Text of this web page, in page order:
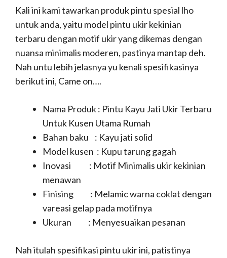
Kali ini kami tawarkan produk pintu spesial lho
untuk anda, yaitu model pintu ukir kekinian
terbaru dengan motif ukir yang dikemas dengan
nuansa minimalis moderen, pastinya mantap deh.
Nah untu lebih jelasnya yu kenali spesifikasinya
berikut ini, Came on….
Nama Produk : Pintu Kayu Jati Ukir Terbaru
Untuk Kusen Utama Rumah
Bahan baku : Kayu jati solid
Model kusen : Kupu tarung gagah
Inovasi : Motif Minimalis ukir kekinian
menawan
Finising : Melamic warna coklat dengan
vareasi gelap pada motifnya
Ukuran : Menyesuaikan pesanan
Nah itulah spesifikasi pintu ukir ini, patistinya